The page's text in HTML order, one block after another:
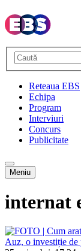
Reteaua EBS
Echipa
Program
Interviuri
Concurs
Publicitate
Meniu
internat